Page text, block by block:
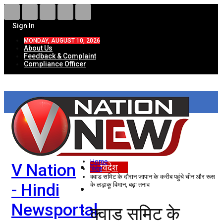
Sign In
MONDAY, AUGUST 10, 2026
About Us
Feedback & Complaint
Compliance Officer
V Nation
- Hindi
Newsportal
HOME
ताज़ा खबरें
देश
विदेश
राज्य
उत्तर प्रदेश
Home
विदेश
क्वाड समिट के दौरान जापान के करीब पहुंचे चीन और रूस
के लड़ाकू विमान, बढ़ा तनाव
क्वाड समिट के